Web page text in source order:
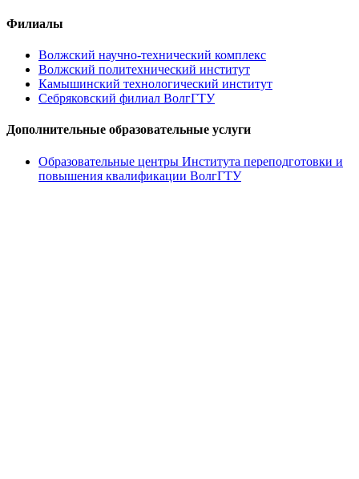
Филиалы
Волжский научно-технический комплекс
Волжский политехнический институт
Камышинский технологический институт
Себряковский филиал ВолгГТУ
Дополнительные образовательные услуги
Образовательные центры Института переподготовки и
повышения квалификации ВолгГТУ